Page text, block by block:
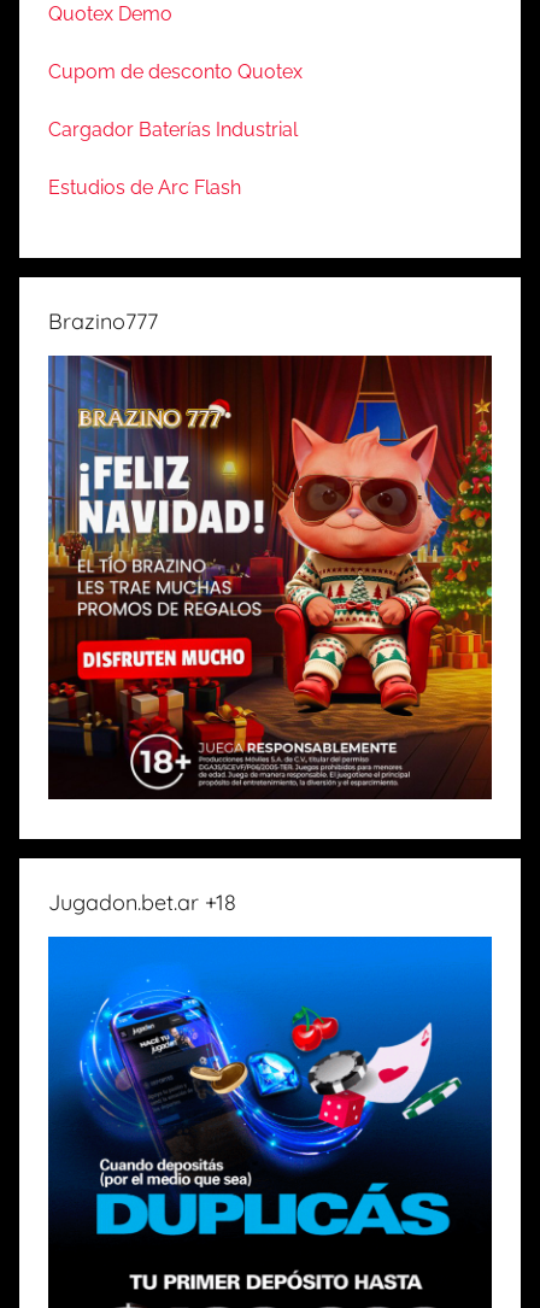
Quotex Demo
Cupom de desconto Quotex
Cargador Baterías Industrial
Estudios de Arc Flash
Brazino777
Jugadon.bet.ar +18